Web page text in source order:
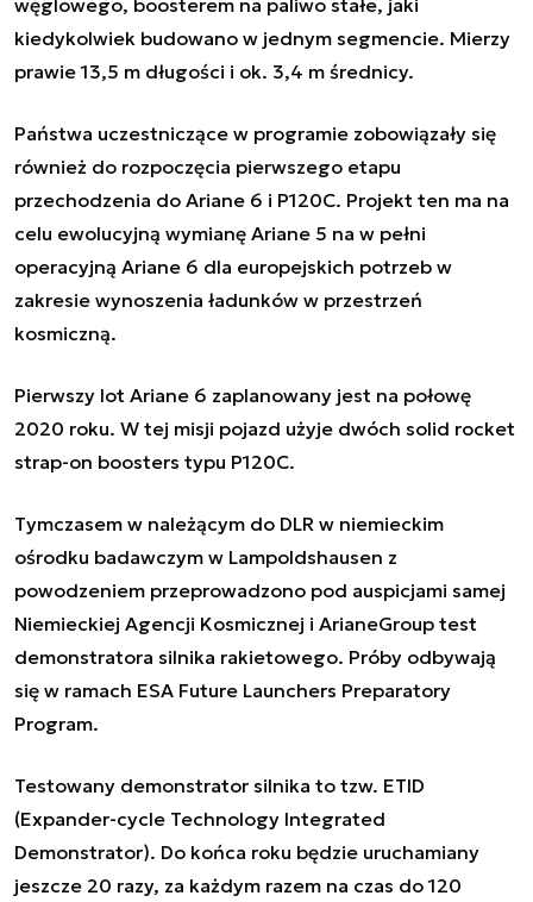
kiedykolwiek budowano w jednym segmencie. Mierzy
prawie 13,5 m długości i ok. 3,4 m średnicy.
Państwa uczestniczące w programie zobowiązały się
również do rozpoczęcia pierwszego etapu
przechodzenia do Ariane 6 i P120C. Projekt ten ma na
celu ewolucyjną wymianę Ariane 5 na w pełni
operacyjną Ariane 6 dla europejskich potrzeb w
zakresie wynoszenia ładunków w przestrzeń
kosmiczną.
Pierwszy lot Ariane 6 zaplanowany jest na połowę
2020 roku. W tej misji pojazd użyje dwóch solid rocket
strap-on boosters typu P120C.
Tymczasem w należącym do DLR w niemieckim
ośrodku badawczym w Lampoldshausen z
powodzeniem przeprowadzono pod auspicjami samej
Niemieckiej Agencji Kosmicznej i ArianeGroup test
demonstratora silnika rakietowego. Próby odbywają
się w ramach ESA Future Launchers Preparatory
Program.
Testowany demonstrator silnika to tzw. ETID
(Expander-cycle Technology Integrated
Demonstrator). Do końca roku będzie uruchamiany
jeszcze 20 razy, za każdym razem na czas do 120